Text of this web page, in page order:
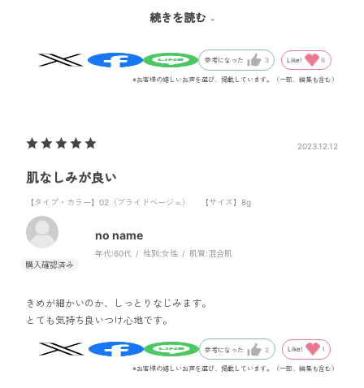
ません。
私は基本リキッド派なので、パフだと塗るのも簡単です。
くありませんでした。
続きを読む
参考になった 3 Like! 6
※お客様の嬉しいお声を選び、掲載しています。（一部、編集も含む）
2023.12.12
肌なしみが良い
【タイプ・カラー】02（ブライドベージュ） 【サイズ】8g
no name
年代:60代 性別:女性 肌質:混合肌
きめが細かいのか、しっとりなじみます。
とても気持ち良いつけ心地です。
参考になった 2 Like! 1
※お客様の嬉しいお声を選び、掲載しています。（一部、編集も含む）